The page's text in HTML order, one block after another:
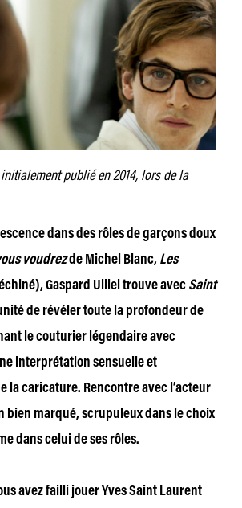
publié en 2014, lors de la
dans des rôles de garçons doux
voudrezde Michel Blanc, Les
Gaspard Ulliel trouve avec Saint
de révéler toute la profondeur de
le couturier légendaire avec
interprétation sensuelle et
la caricature. Rencontre avec l’acteur
bien marqué, scrupuleux dans le choix
dans celui de ses rôles.
avez failli jouer Yves Saint Laurent